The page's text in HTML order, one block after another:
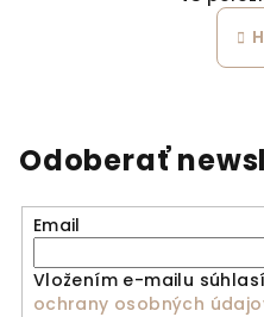
Odoberať
Email
Vložením e-mailu
ochrany osobných